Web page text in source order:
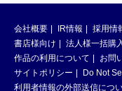
会社概要 IR情報 採用情
書店様向け
法人様一括購
作品の利用について
お問
サイトポリシー
Do Not
利用者情報の外部送信につ